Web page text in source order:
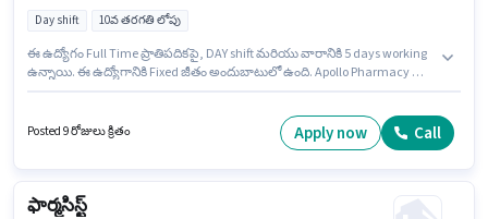
Day shift 10వ తరగతి లోపు
ఈ ఉద్యోగం Full Time ప్రాతిపదికపై, DAY shift మరియు వారానికి 5 days working
ఉన్నాయి. ఈ ఉద్యోగానికి Fixed జీతం అందుబాటులో ఉంది. Apollo Pharmacy లో
దరఖాస్తు చేయవచ్చు. ఈ ఉద్యోగం 2 - 6+ ఏళ్లు సంవత్సరాల అనుభవం ఉన్న వారికి
కోసం అనుకూలంగా ఉంటుంది. మీరు నెలకు ₹1 వరకు సంపాదించవచ్చు.
Posted 9 రోజులు క్రితం Apply now Call
ఫార్మసిస్ట్